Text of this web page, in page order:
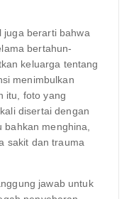
juga berarti bahwa
bertahun-
keluarga tentang
menimbulkan
itu, foto yang
disertai dengan
menghina,
sakit dan trauma
jawab untuk